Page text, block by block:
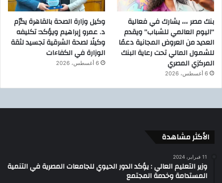
بنك مصر ،،، يشارك في فعالية
“اليوم العالمي للشباب” ويقدم
العديد من العروض المجانية دعمًا
للشمول المالي تحت رعاية البنك
المركزي المصري
6 أغسطس، 2026
وكيل وزارة الصحة بالقاهرة يكرّم
د. عمرو إبراهيم ويؤكد: تكليفه
وكيلًا لصحة الشرقية تجسيد لثقة
الوزارة في الكفاءات
6 أغسطس، 2026
الأكثر مشاهدة
11 فبراير، 2024
وزير التعليم العالي : يؤكد الدور الحيوي للجامعات المصرية في التنمية
المستدامة وخدمة المجتمع